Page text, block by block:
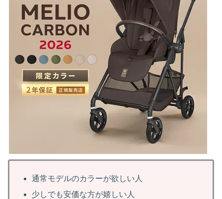
通常モデルのカラーが欲しい人
少しでも安価な方が嬉しい人